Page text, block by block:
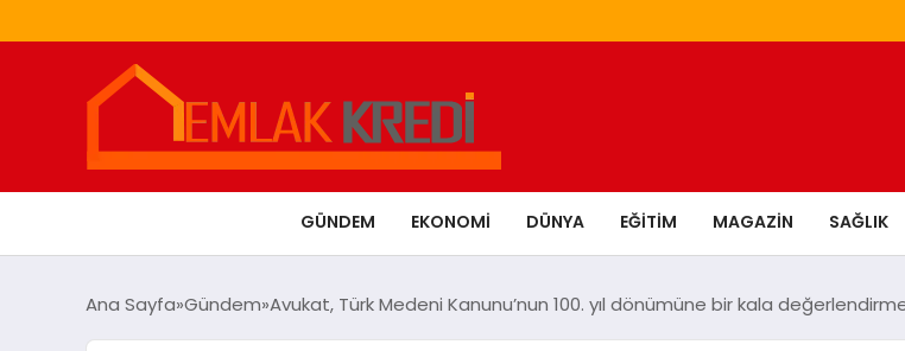
GÜNDEM EKONOMI DÜNYA EĞITIM MAGAZIN SAĞLIK
Ana Sayfa Gündem Avukat, Türk Medeni Kanunu’nun 100. yıl dönümüne bir kala